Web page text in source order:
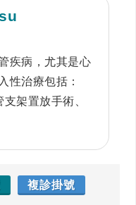
疾病，尤其是心
性治療包括：
架置放手術、
層靜脈血栓及肺
介入治療的發
疾病患者的痛
複診掛號